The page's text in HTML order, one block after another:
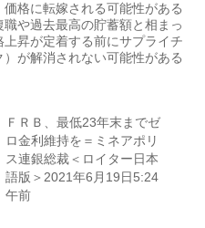
格に転嫁される可能性がある
や過去最高の貯蓄額と相まっ
昇が定着する前にサプライチ
が解消されない可能性がある
ＦＲＢ、最低23年末までゼ
ロ金利維持を＝ミネアポリ
ス連銀総裁＜ロイター日本
語版＞2021年6月19日5:24
午前